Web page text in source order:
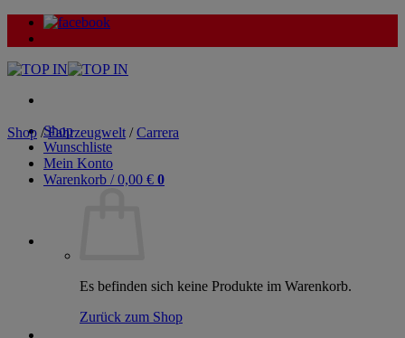
Zum
Inhalt
Shop
Wunschliste
Mein Konto
Warenkorb /0,00 € 0
Es befinden sich keine Produkte im Warenkorb.
Zurück zum Shop
Shop / Fahrzeugwelt / Carrera